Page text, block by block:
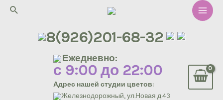
Перейти
Поиск
Main
8(926)201-68-32
Ежедневно:
с 9:00 до 22:00
Адрес нашей студии цветов:
Железнодорожный, ул.Новая д.43